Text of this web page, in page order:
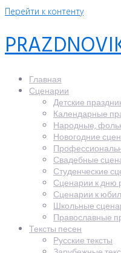
Перейти к контенту
Главная
Сценарии
Детские
Календарные
Народные,
Новогодние
Свадебные
Студенческие
Сценарии к дню
Сценарии к
Школьные
Православные
Тексты песен
Русские тексты